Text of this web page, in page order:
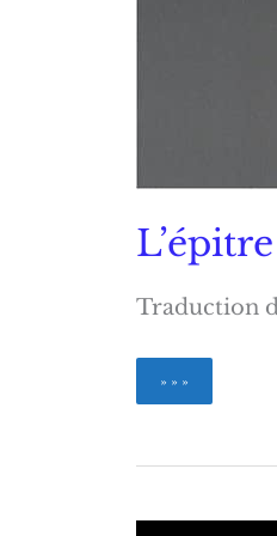
Traduction
L’épitre
des
Aboulafia
» » »